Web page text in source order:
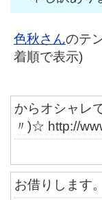
色秋さんのテ
着順で表示)
からオシャレ
〃)☆ http://
お借りします。